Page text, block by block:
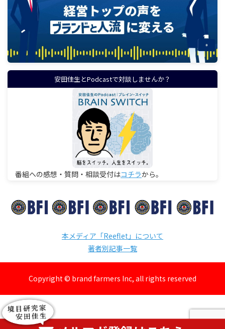
安田佳生とPodcastで対談しませんか？
番組への感想・質問・相談受付はコチラから。
本メディア「Reeflet」について
著者別記事一覧
Copyright © brand farmers Inc, all rights reserved